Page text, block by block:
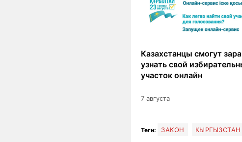
Казахстанцы смогут
узнать свой
участок онлайн
7 августа
Теги: ЗАКОН КЫРГЫЗСТАН